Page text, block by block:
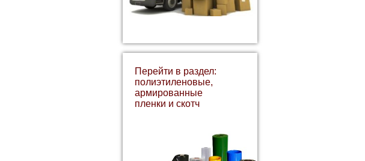
Перейти в раздел:
полиэтиленовые,
армированные
пленки и скотч